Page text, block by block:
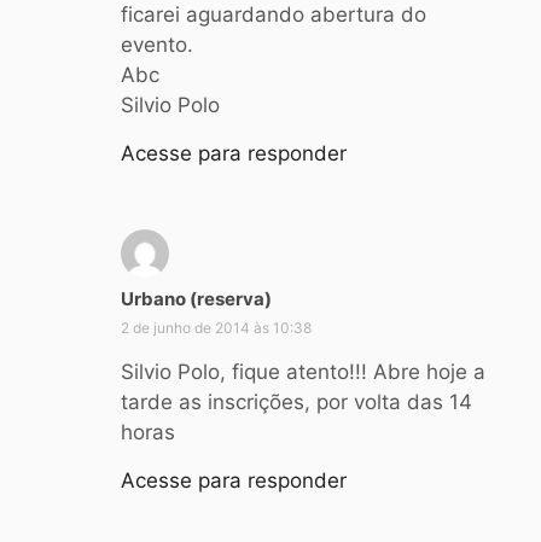
s
e
ficarei aguardando abertura do
evento.
Abc
Silvio Polo
Acesse para responder
Urbano (reserva)
s
e
2 de junho de 2014 às 10:38
Silvio Polo, fique atento!!! Abre hoje a
tarde as inscrições, por volta das 14
horas
Acesse para responder